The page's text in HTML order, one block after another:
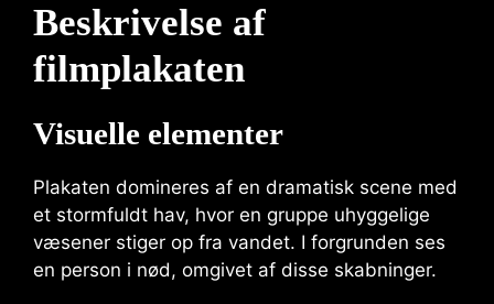
Beskrivelse af
filmplakaten
Visuelle elementer
Plakaten domineres af en dramatisk scene med
et stormfuldt hav, hvor en gruppe uhyggelige
væsener stiger op fra vandet. I forgrunden ses
en person i nød, omgivet af disse skabninger.